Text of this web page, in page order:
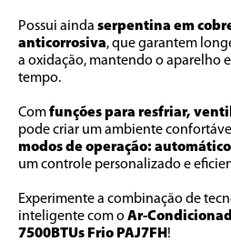
Possui ainda serpentina em
anticorrosiva, que garantem
a oxidação, mantendo o aparelho
tempo.
Com funções para resfriar,
modos de operação:
um controle personalizado e
Experimente a combinação de
inteligente com o Ar-
7500BTUs Frio PAJ7FH !